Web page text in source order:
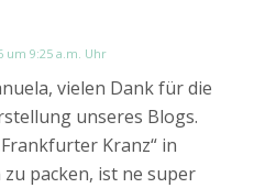
um 9:25 a.m. Uhr
vielen Dank für die
unseres Blogs.
Kranz“ in
zu packen, ist ne super